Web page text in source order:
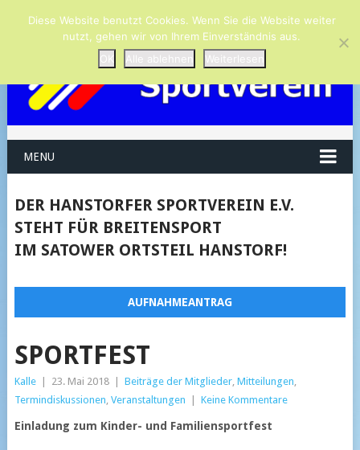
MENU
DER HANSTORFER SPORTVEREIN E.V.
STEHT FÜR BREITENSPORT
IM SATOWER ORTSTEIL HANSTORF!
AUFNAHMEANTRAG
SPORTFEST
Kalle | 23. Mai 2018 | Beiträge der Mitglieder, Mitteilungen
Termindiskussionen Veranstaltungen | Keine Kommentare
Einladung zum Kinder- und Familiensportfest
Diese Website benutzt Cookies. Wenn Sie die Website weiter
nutzt, gehen wir von Ihrem Einverständnis aus.
OK
Alle ablehnen Weiterlesen